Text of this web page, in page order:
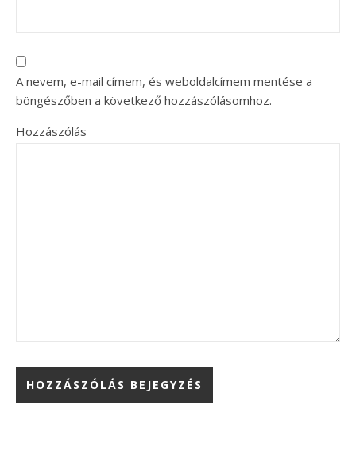
A nevem, e-mail címem, és weboldalcímem mentése a
böngészőben a következő hozzászólásomhoz.
Hozzászólás